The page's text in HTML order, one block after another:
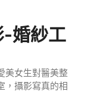
-婚紗工
美女生對醫美整
，攝影寫真的相